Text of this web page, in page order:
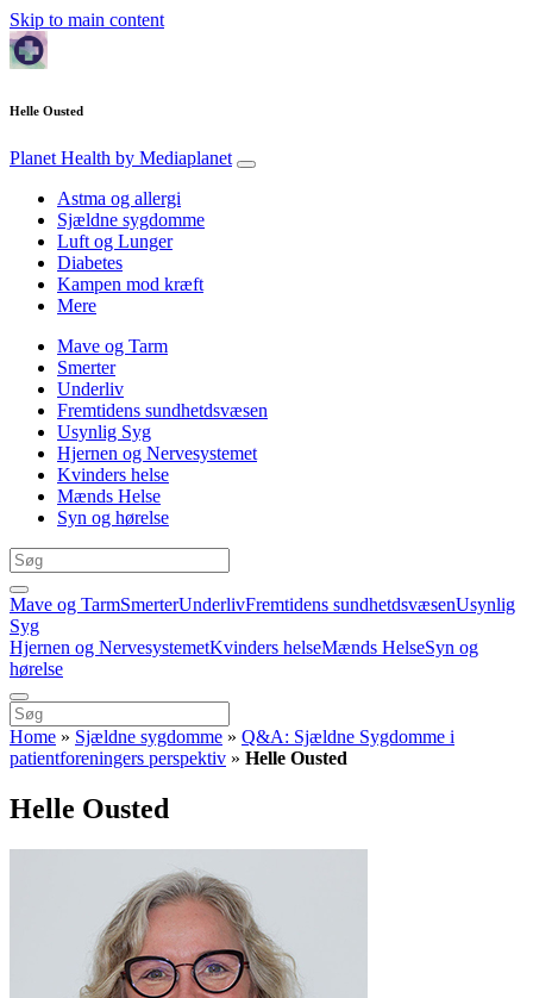
Skip to main content
Helle Ousted
Planet Health by Mediaplanet
Astma og allergi
Sjældne sygdomme
Luft og Lunger
Diabetes
Kampen mod kræft
Mere
Mave og Tarm
Smerter
Underliv
Fremtidens sundhetdsvæsen
Usynlig Syg
Hjernen og Nervesystemet
Kvinders helse
Mænds Helse
Syn og hørelse
Mave og TarmSmerterUnderlivFremtidens sundhetdsvæsenUsynlig
Syg
Hjernen og NervesystemetKvinders helseMænds HelseSyn og
hørelse
Home » Sjældne sygdomme » Q&A: Sjældne Sygdomme i
patientforeningers perspektiv » Helle Ousted
Helle Ousted